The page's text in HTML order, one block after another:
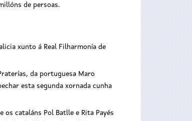
de persoas.
xunto á Real Filharmonía de
da portuguesa Maro
esta segunda xornada cunha
cataláns Pol Batlle e Rita Payés